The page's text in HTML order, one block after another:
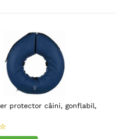
protector câini, gonflabil,
☆